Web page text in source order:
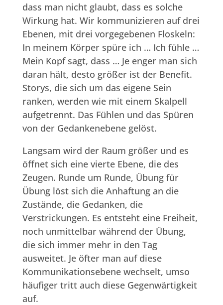
dass man nicht glaubt, dass es solche
Wirkung hat. Wir kommunizieren auf drei
Ebenen, mit drei vorgegebenen Floskeln:
In meinem Körper spüre ich … Ich fühle …
Mein Kopf sagt, dass … Je enger man sich
daran hält, desto größer ist der Benefit.
Storys, die sich um das eigene Sein
ranken, werden wie mit einem Skalpell
aufgetrennt. Das Fühlen und das Spüren
von der Gedankenebene gelöst.
Langsam wird der Raum größer und es
öffnet sich eine vierte Ebene, die des
Zeugen. Runde um Runde, Übung für
Übung löst sich die Anhaftung an die
Zustände, die Gedanken, die
Verstrickungen. Es entsteht eine Freiheit,
noch unmittelbar während der Übung,
die sich immer mehr in den Tag
ausweitet. Je öfter man auf diese
Kommunikationsebene wechselt, umso
häufiger tritt auch diese Gegenwärtigkeit
auf.